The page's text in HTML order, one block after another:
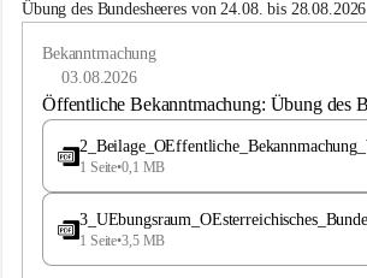
u
Übung des Bundesheeres von 24.08. bis 28.08.2026
Bekanntmachung
03.08.2026
Öffentliche Bekanntmachung: Übung des
1 Seite•0,1 MB
1 Seite•3,5 MB